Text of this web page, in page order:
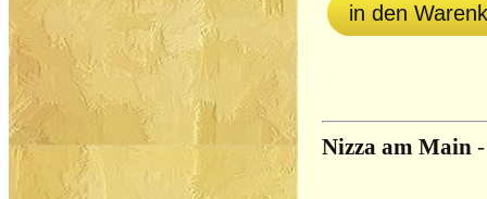
in den
Nizza am Main